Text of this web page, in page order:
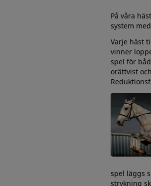
På våra
system med
Varje häst
vinner
spel för
orättvist
spel läggs
strykning